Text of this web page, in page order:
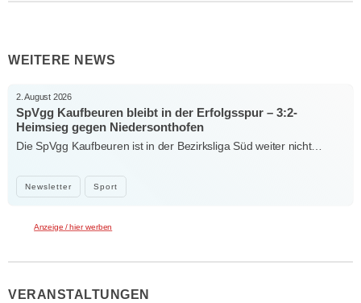
WEITERE NEWS
Newsletter Sport
2. August 2026
SpVgg Kaufbeuren bleibt in der Erfolgsspur – 3:2-
Heimsieg gegen Niedersonthofen
Die SpVgg Kaufbeuren ist in der Bezirksliga Süd weiter nicht…
Anzeige / hier werben
VERANSTALTUNGEN